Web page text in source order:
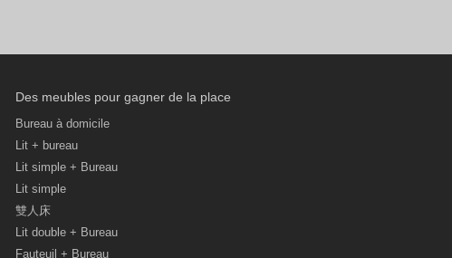
Des meubles pour gagner de la place
Bureau à domicile
Lit + bureau
Lit simple + Bureau
Lit simple
雙人床
Lit double + Bureau
Fauteuil + Bureau